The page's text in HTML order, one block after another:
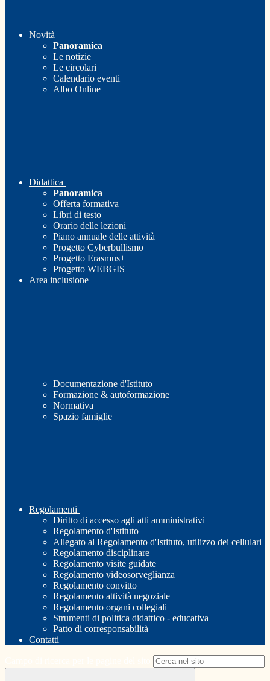
Novità
Panoramica
Le notizie
Le circolari
Calendario eventi
Albo Online
Didattica
Panoramica
Offerta formativa
Libri di testo
Orario delle lezioni
Piano annuale delle attività
Progetto Cyberbullismo
Progetto Erasmus+
Progetto WEBGIS
Area inclusione
Documentazione d'Istituto
Formazione & autoformazione
Normativa
Spazio famiglie
Regolamenti
Diritto di accesso agli atti amministrativi
Regolamento d'Istituto
Allegato al Regolamento d'Istituto, utilizzo dei cellulari
Regolamento disciplinare
Regolamento visite guidate
Regolamento videosorveglianza
Regolamento convitto
Regolamento attività negoziale
Regolamento organi collegiali
Strumenti di politica didattico - educativa
Patto di corresponsabilità
Contatti